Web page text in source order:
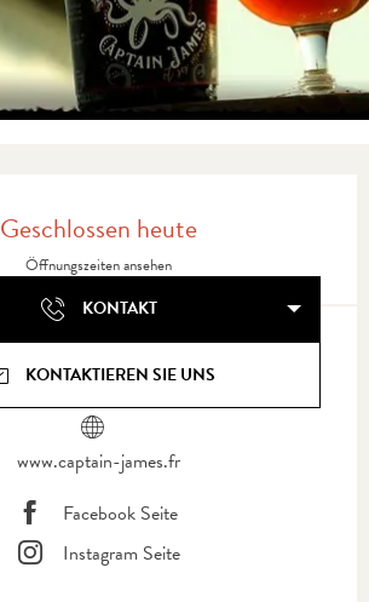
Geschlossen heute
Öffnungszeiten ansehen
KONTAKT
KONTAKTIEREN SIE UNS
www.captain-james.fr
Facebook Seite
Instagram Seite